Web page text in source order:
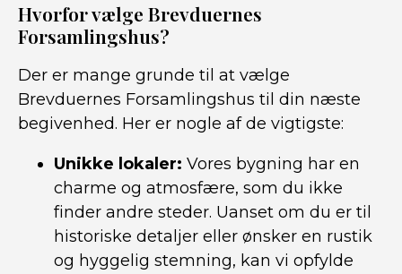
Hvorfor vælge Brevduernes
Forsamlingshus?
Der er mange grunde til at vælge
Brevduernes Forsamlingshus til din næste
begivenhed. Her er nogle af de vigtigste:
Unikke lokaler: Vores bygning har en
charme og atmosfære, som du ikke
finder andre steder. Uanset om du er til
historiske detaljer eller ønsker en rustik
og hyggelig stemning, kan vi opfylde